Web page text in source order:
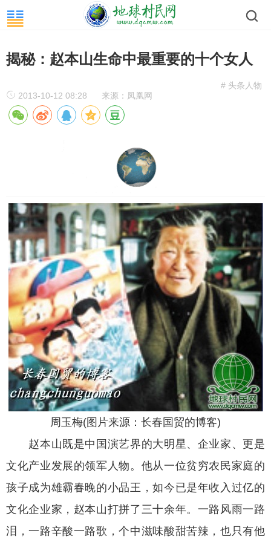
揭秘：赵本山生命中最重要的十个女人
# 头条人物
2013-10-12 08:28
来源：凤凰网
周玉梅(图片来源：长春国贸的博客)
赵本山既是中国演艺界的大明星、企业家、更是
文化产业发展的领军人物。他从一位贫穷农民家庭的
孩子成为雄霸春晚的小品王，如今已是年收入过亿的
文化企业家，赵本山打拼了三十余年。一路风雨一路
泪，一路辛酸一路歌，个中滋味酸甜苦辣，也只有他